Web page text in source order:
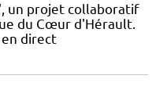
un projet collaboratif
du Cœur d'Hérault.
en direct